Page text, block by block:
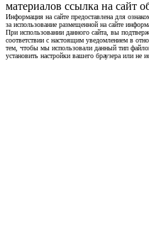
материалов ссылка на сайт
Информация на сайте предоставлена для
за использование размещенной на сайте
При использовании данного сайта, вы
соответствии с настоящим уведомлением в
тем, чтобы мы использовали данный тип
установить настройки вашего браузера или не